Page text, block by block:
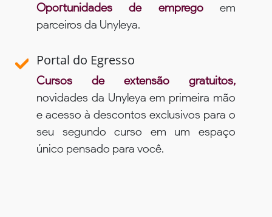
Oportunidades de empregoem
parceiros da Unyleya.
Portal do Egresso
Cursos de extensão gratuitos,
novidades da Unyleya em primeira mão
e acesso à descontos exclusivos para o
seu segundo curso em um espaço
único pensado para você.